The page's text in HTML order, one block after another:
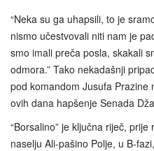
“Neka su ga uhapsili, to je
nismo učestvovali niti nam je
smo imali preča posla, skakali
odmora.” Tako nekadašnji
pod komandom Jusufa Prazine
ovih dana hapšenje Senada
“Borsalino” je ključna riječ,
naselju Ali‑pašino Polje, u